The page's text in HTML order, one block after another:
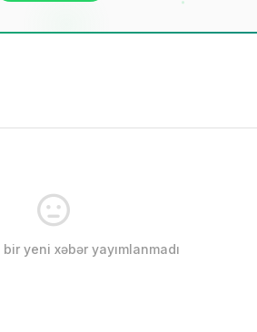
yeni xəbər yayımlanmadı